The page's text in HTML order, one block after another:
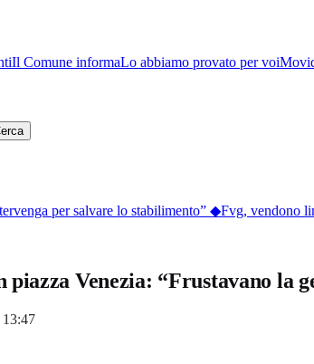
Il Comune informaLo abbiamo provato per voi
per salvare lo stabilimento”◆ Fvg, vendono
Venezia: “Frustavano la
13:47